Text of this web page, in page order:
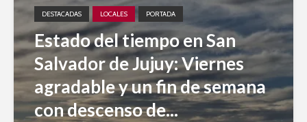
DESTACADAS LOCALES PORTADA
Estado del tiempo en San
Salvador de Jujuy: Viernes
agradable y un fin de semana
con descenso de...